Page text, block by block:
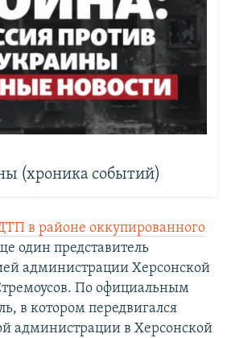
(хроника событий)
в районе оккупированного
один представитель
администрации Херсонской
По официальным
в котором передвигался
администрации в Херсонской